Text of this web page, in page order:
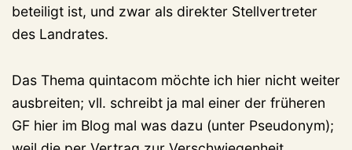
beteiligt ist, und zwar als direkter Stellvertreter
des Landrates.
Das Thema quintacom möchte ich hier nicht weiter
ausbreiten; vll. schreibt ja mal einer der früheren
GF hier im Blog mal was dazu (unter Pseudonym);